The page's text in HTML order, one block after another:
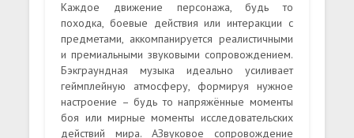
Каждое движение персонажа, будь то
походка, боевые действия или интеракции с
предметами, аккомпанируется реалистичными
и премиальными звуковыми сопровождением.
Бэкграундная музыка идеально усиливает
геймплейную атмосферу, формируя нужное
настроение – будь то напряжённые моменты
боя или мирные моменты исследовательских
действий мира. АЗвуковое сопровождение